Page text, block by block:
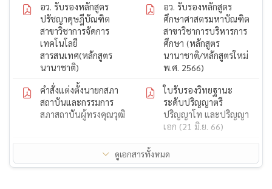
อว. รับรองหลักสูตร
ปรัชญาดุษฎีบัณฑิต
สาขาวิชาการจัดการ
เทคโนโลยี
สารสนเทศ(หลักสูตร
นานาชาติ)
อว. รับรองหลักสูตร
ศึกษาศาสตรมหาบัณฑิต
สาขาวิชาการบริหารการ
ศึกษา (หลักสูตร
นานาชาติ/หลักสูตรใหม่
พ.ศ. 2566)
คำสั่งแต่งตั้งนายกสภา
สถาบันและกรรมการ
สภาสถาบันผู้ทรงคุณวุฒิ
ใบรับรองวิทยฐานะ
ระดับปริญญาตรี
ปริญญาโท และปริญญา
เอก (21 มิ.ย. 66)
ระดับปริญญาตรี
ระดับปริญญาโท
ดูเอกสารทั้งหมด